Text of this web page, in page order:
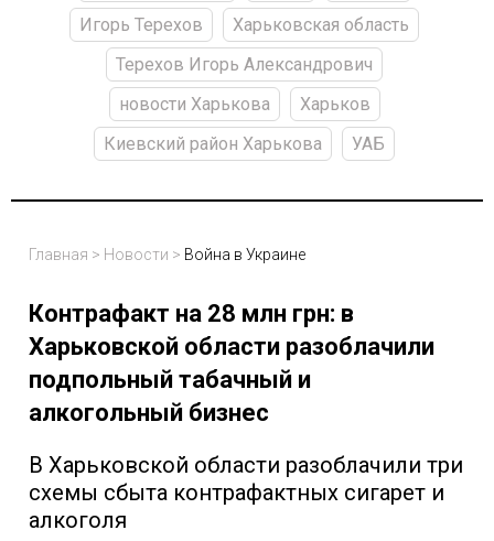
Игорь Терехов
Харьковская область
Терехов Игорь Александрович
новости Харькова
Харьков
Киевский район Харькова
УАБ
Главная > Новости > Война в Украине
Контрафакт на 28 млн грн: в
Харьковской области разоблачили
подпольный табачный и
алкогольный бизнес
В Харьковской области разоблачили три
схемы сбыта контрафактных сигарет и
алкоголя